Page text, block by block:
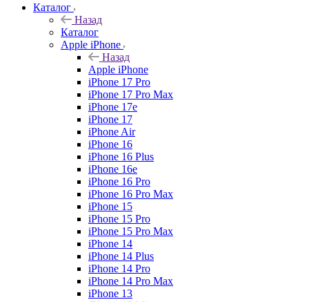
Каталог
Назад
Каталог
Apple iPhone
Назад
Apple iPhone
iPhone 17 Pro
iPhone 17 Pro Max
iPhone 17e
iPhone 17
iPhone Air
iPhone 16
iPhone 16 Plus
iPhone 16e
iPhone 16 Pro
iPhone 16 Pro Max
iPhone 15
iPhone 15 Pro
iPhone 15 Pro Max
iPhone 14
iPhone 14 Plus
iPhone 14 Pro
iPhone 14 Pro Max
iPhone 13